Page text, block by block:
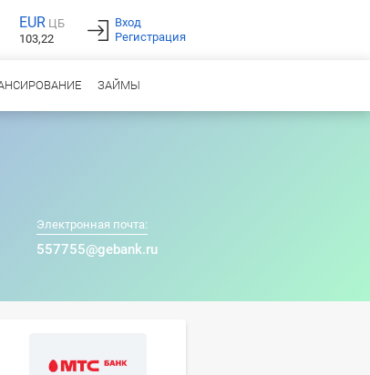
EUR ЦБ
103,22
Вход
Регистрация
ЗАЙМЫ
Электронная почта:
557755@gebank.ru